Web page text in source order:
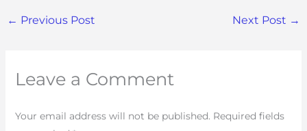
← Previous Post Next Post →
Leave a Comment
Your email address will not be published. Required fields